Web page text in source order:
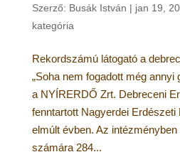
Szerző: Busák István | jan 19,
kategória
Rekordszámú látogató a
„Soha nem fogadott még
a NYÍRERDŐ Zrt. Debreceni
fenntartott Nagyerdei Erdészeti
elmúlt évben. Az
számára 284...